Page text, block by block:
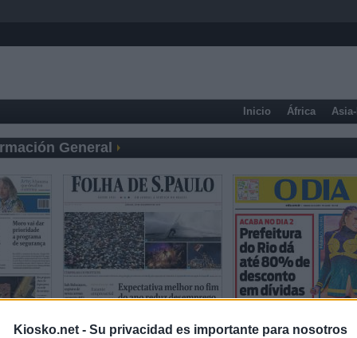
Kiosko.net - Su privacidad es importante para nosotros
Inicio África
General